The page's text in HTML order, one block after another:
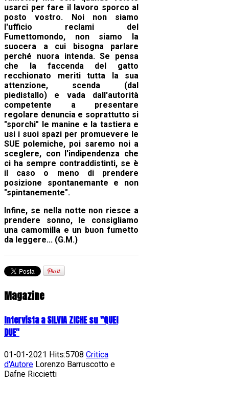
usarci per fare il lavoro sporco al
posto vostro. Noi non siamo
l'ufficio reclami del
Fumettomondo, non siamo la
suocera a cui bisogna parlare
perché nuora intenda. Se pensa
che la faccenda del gatto
recchionato meriti tutta la sua
attenzione, scenda (dal
piedistallo) e vada dall'autorità
competente a presentare
regolare denuncia e soprattutto si
"sporchi" le manine e la tastiera e
usi i suoi spazi per promuevere le
SUE polemiche, poi saremo noi a
sceglere, con l'indipendenza che
ci ha sempre contraddistinti, se è
il caso o meno di prendere
posizione spontanemante e non
"spintanemente".
Infine, se nella notte non riesce a
prendere sonno, le consigliamo
una camomilla e un buon fumetto
da leggere... (G.M.)
Magazine
Intervista a SILVIA ZICHE su "QUEI
DUE"
01-01-2021 Hits:5708 Critica
d'Autore Lorenzo Barruscotto e
Dafne Riccietti